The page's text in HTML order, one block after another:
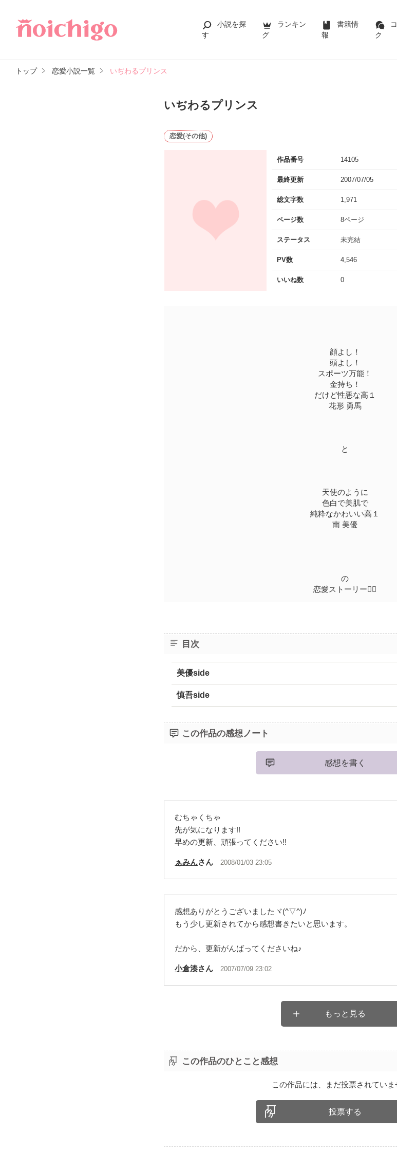
小説を探
す
ランキン
グ
書籍情
報
ク
トップ 恋愛小説一覧 いぢわるプリンス
いぢわるプリンス
恋愛(その他)
作品番号 14105
最終更新 2007/07/05
総文字数 1,971
ページ数 8ページ
ステータス 未完結
PV数 4,546
いいね数 0
顔よし！
頭よし！
スポーツ万能！
金持ち！
だけど性悪な高１
花形 勇馬
と
天使のように
色白で美肌で
純粋なかわいい高１
南 美優
の
恋愛ストーリー
目次
美優side
慎吾side
この作品の感想ノート
感想を書く
むちゃくちゃ
先が気になります!!
早めの更新、頑張ってください!!
ぁみんさん 2008/01/03 23:05
感想ありがとうございましたヾ(^▽^)ﾉ
もう少し更新されてから感想書きたいと思います。
だから、更新がんばってくださいね♪
小倉湊さん 2007/07/09 23:02
もっと見る
この作品のひとこと感想
この作品には、まだ投票されていま
投票する